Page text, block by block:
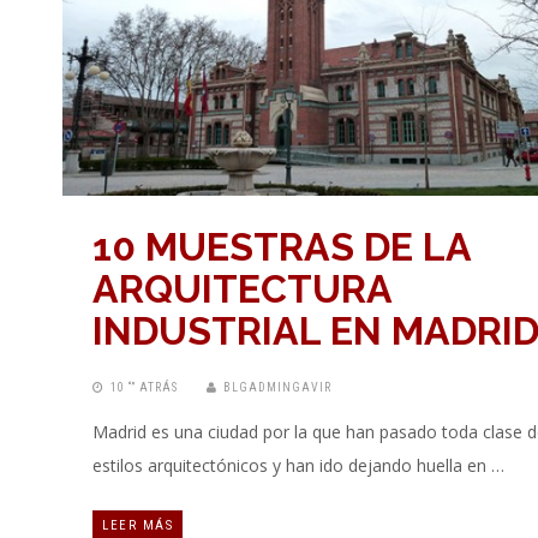
10 MUESTRAS DE LA
ARQUITECTURA
INDUSTRIAL EN MADRID
10 “” ATRÁS BLGADMINGAVIR
Madrid es una ciudad por la que han pasado toda clase
estilos arquitectónicos y han ido dejando huella en …
LEER MÁS